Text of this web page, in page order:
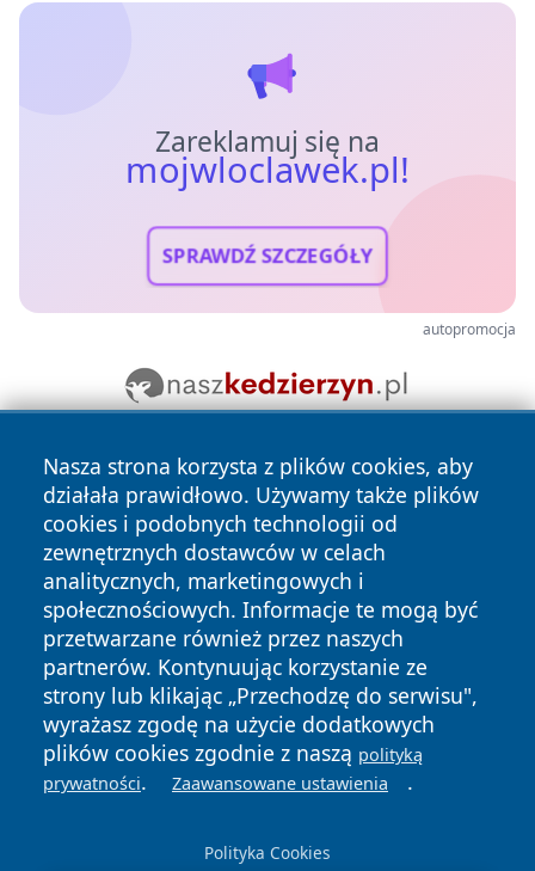
Zareklamuj się na
mojwloclawek.pl!
SPRAWDŹ SZCZEGÓŁY
autopromocja
Nasza strona korzysta z plików cookies, aby
działała prawidłowo. Używamy także plików
cookies i podobnych technologii od
zewnętrznych dostawców w celach
analitycznych, marketingowych i
społecznościowych. Informacje te mogą być
przetwarzane również przez naszych
partnerów. Kontynuując korzystanie ze
strony lub klikając „Przechodzę do serwisu",
wyrażasz zgodę na użycie dodatkowych
plików cookies zgodnie z naszą polityką
prywatności. Zaawansowane ustawienia .
Polityka Cookies
Copyright © 2026 mojwloclawek.pl Wszystkie prawa
zastrzeżone.
News Autorzy
Polityka
Prywatności
Polityka
Cookies